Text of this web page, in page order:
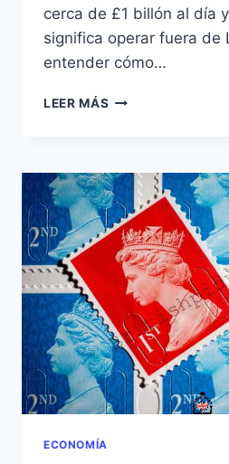
cerca de £1 billón al día
significa operar fuera de
entender cómo…
LEER MÁS JP
2026:
EL
CAMPUS
QUE
MUEVE
£1
BILLÓN
DÍA
ECONOMÍA